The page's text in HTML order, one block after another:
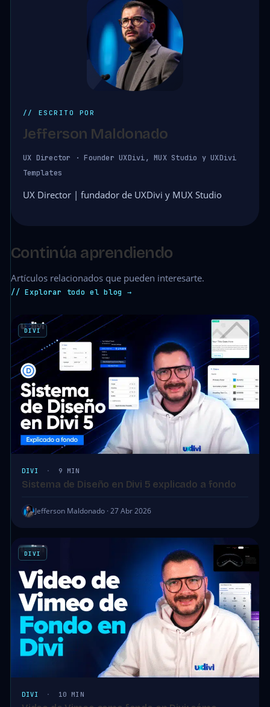
// ESCRITO POR
Jefferson Maldonado
UX Director · Founder UXDivi, MUX Studio y UXDivi
Templates
UX Director | fundador de UXDivi y MUX Studio
Continúa aprendiendo
Artículos relacionados que pueden interesarte.
// Explorar todo el blog →
DIVI
DIVI · 9 MIN
Sistema de Diseño en Divi 5 explicado a fondo
Jefferson Maldonado · 27 Abr 2026
DIVI
DIVI · 10 MIN